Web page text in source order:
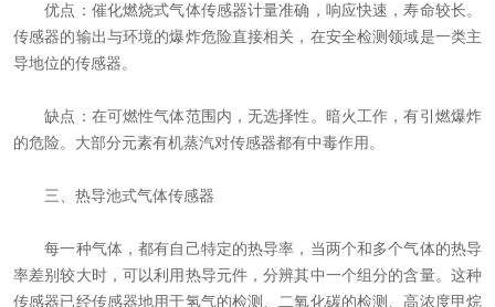
优点：催化燃烧式气体传感器计量准确，响应快速，寿命较长。
传感器的输出与环境的爆炸危险直接相关，在安全检测领域是一类主
导地位的传感器。
缺点：在可燃性气体范围内，无选择性。暗火工作，有引燃爆炸
的危险。大部分元素有机蒸汽对传感器都有中毒作用。
三、热导池式气体传感器
每一种气体，都有自己特定的热导率，当两个和多个气体的热导
率差别较大时，可以利用热导元件，分辨其中一个组分的含量。这种
传感器已经传感器地用于氢气的检测、二氧化碳的检测、高浓度甲烷